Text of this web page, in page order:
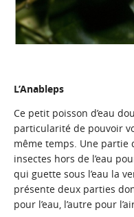
L’Anableps
Ce petit poisson d’eau
particularité de pouvoir
même temps. Une partie
insectes hors de l’eau
qui guette sous l’eau la
présente deux parties
pour l’eau, l’autre pour